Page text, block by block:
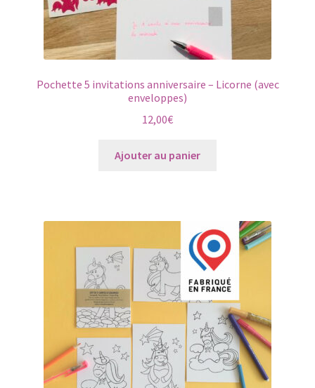
Pochette 5 invitations anniversaire – Licorne (avec
enveloppes)
12,00€
Ajouter au panier